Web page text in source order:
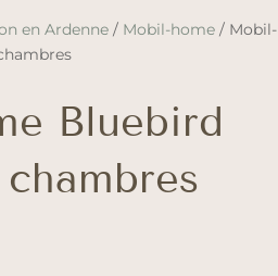
en Ardenne/ Mobil-home/ Mobil-
Bluebird